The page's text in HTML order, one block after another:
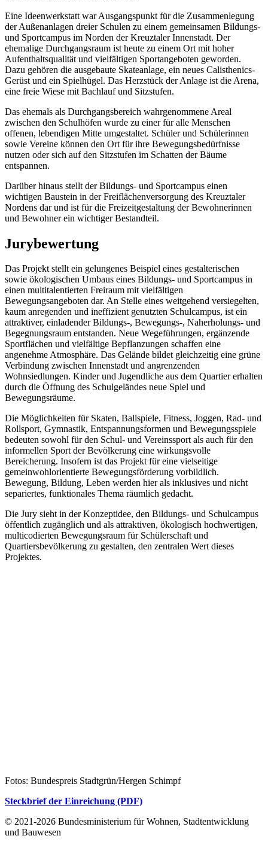
Eine Ideenwerkstatt war Ausgangspunkt für die Zusammenlegung
der Außenanlagen dreier Schulen zu einem gemeinsamen Bildungs-
und Sportcampus im Norden der Kreuztaler Innenstadt. Der
ehemalige Durchgangsraum ist heute zu einem Ort mit hoher
Aufenthaltsqualität und vielfältigen Sportangeboten geworden.
Dazu gehören die ausgebaute Skateanlage, ein neues Calisthenics-
Gerüst und ein Spielhügel. Das Herzstück der Anlage ist die Arena,
eine freie Wiese mit Bachlauf und Sitzstufen.
Das ehemals als Durchgangsbereich wahrgenommene Areal
zwischen den Schulhöfen wurde zu einer für alle Menschen
offenen, lebendigen Mitte umgestaltet. Schüler und Schülerinnen
sowie Vereine können den Ort für ihre Bewegungsbedürfnisse
nutzen oder sich auf den Sitzstufen im Schatten der Bäume
entspannen.
Darüber hinaus stellt der Bildungs- und Sportcampus einen
wichtigen Baustein in der Freiflächenversorgung des Kreuztaler
Nordens dar und ist für die Freizeitgestaltung der Bewohnerinnen
und Bewohner ein wichtiger Bestandteil.
Jurybewertung
Das Projekt stellt ein gelungenes Beispiel eines gestalterischen
sowie ökologischen Umbaus eines Bildungs- und Sportcampus in
einen multitalentierten Freiraum mit vielfältigen
Bewegungsangeboten dar. An Stelle eines weitgehend versiegelten,
kaum anregenden und ineffizient genutzten Schulcampus, ist ein
attraktiver, einladender Bildungs-, Bewegungs-, Naherholungs- und
Begegnungsraum entstanden. Neue Wegeführungen, ergänzende
Sportflächen und vielfältige Bepflanzungen schaffen eine
angenehme Atmosphäre. Das Gelände bildet gleichzeitig eine grüne
Verbindung zwischen Innenstadt und angrenzenden
Wohnsiedlungen. Kinder und Jugendliche aus dem Quartier erhalten
durch die Öffnung des Schulgeländes neue Spiel und
Bewegungsräume.
Die Möglichkeiten für Skaten, Ballspiele, Fitness, Joggen, Rad- und
Rollsport, Gymnastik, Entspannungsformen und Bewegungsspiele
bedeuten sowohl für den Schul- und Vereinssport als auch für den
informellen Sport der Bevölkerung eine wirkungsvolle
Bereicherung. Insofern ist das Projekt für eine vielseitige
gemeinwohlorientierte Bewegungsförderung vorbildlich.
Bewegung, Bildung, Leben werden hier als inklusives und nicht
separiertes, funktionales Thema räumlich gedacht.
Die Jury sieht in der Konzeptidee, den Bildungs- und Schulcampus
öffentlich zugänglich und als attraktiven, ökologisch hochwertigen,
multicodierten Bewegungsraum für Schülerschaft und
Quartiersbevölkerung zu gestalten, den zentralen Wert dieses
Projektes.
Fotos: Bundespreis Stadtgrün/Hergen Schimpf
Steckbrief der Einreichung (PDF)
© 2021-2026 Bundesministerium für Wohnen, Stadtentwicklung
und Bauwesen